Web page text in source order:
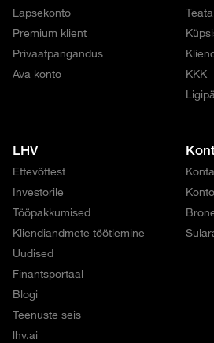
Lapsekonto
Premium klient
Privaatpangandus
Ava konto
KKK
LHV
Ettevõttest
Investorile
Tööpakkumised
Kliendiandmete töötlemine
Uudised
Finantsportaal
Blogi
Teenuste seis
lhv.ai